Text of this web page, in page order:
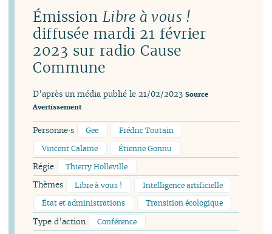
Émission Libre à vous !
diffusée mardi 21 février
2023 sur radio Cause
Commune
D’après un média publié le 21/02/2023 Source
Avertissement
Personne·s Gee
Frédric Toutain
Vincent Calame
Étienne Gonnu
Régie Thierry Holleville
Thèmes Libre à vous !
Intelligence artificielle
État et administrations
Transition écologique
Type d’action Conférence